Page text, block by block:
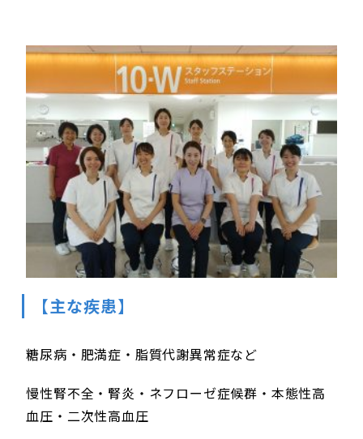
【主な疾患】
糖尿病・肥満症・脂質代謝異常症など
慢性腎不全・腎炎・ネフローゼ症候群・本態性高
血圧・二次性高血圧